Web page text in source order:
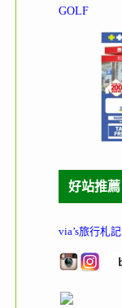
GOLF
好站推薦
via’s旅行札記